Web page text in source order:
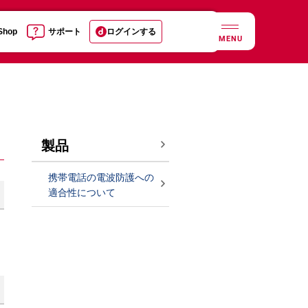
サポート ログインする
MENU
製品
携帯電話の電波防護への
適合性について